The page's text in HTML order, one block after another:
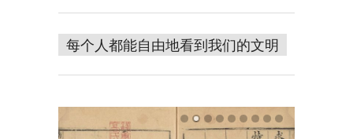
每个人都能自由地看到我们的文明